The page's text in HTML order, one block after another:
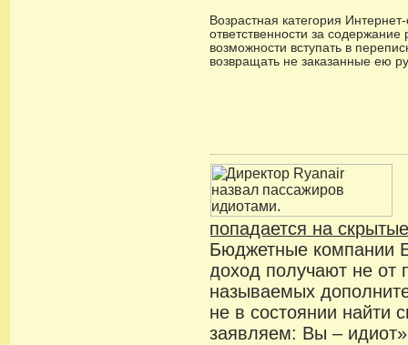
Возрастная категория
ответственности за
возможности вступать в
возвращать не заказанные ею
попадается на
Бюджетные компании
доход получают не от
называемых
не в состоянии найти
заявляем: Вы –